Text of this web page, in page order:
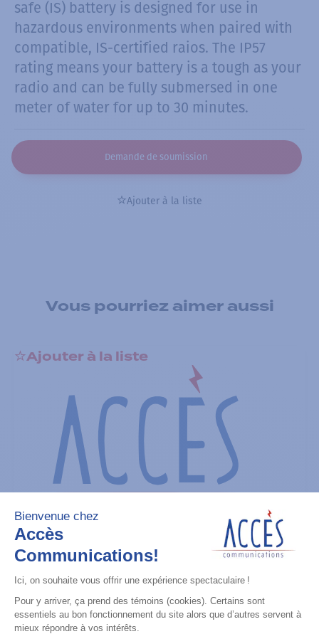
safe (IS) battery is designed for use in
hazardous environments when paired with
compatible, IS-certified raios. The IP57
rating means your battery is a tough as your
radio and can be fully submersed in one
meter of water for up to 30 minutes.
Demande de soumission
Ajouter à la liste
Vous pourriez aimer aussi
Ajouter à la liste
Batteries
TIA IMPRES Low Volt 2900 mAh
Ajouter à la liste